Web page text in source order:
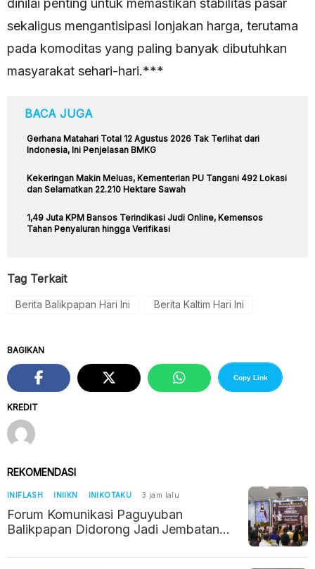
dinilai penting untuk memastikan stabilitas pasar
sekaligus mengantisipasi lonjakan harga, terutama
pada komoditas yang paling banyak dibutuhkan
masyarakat sehari-hari.***
BACA JUGA
Gerhana Matahari Total 12 Agustus 2026 Tak Terlihat dari
Indonesia, Ini Penjelasan BMKG
Kekeringan Makin Meluas, Kementerian PU Tangani 492 Lokasi
dan Selamatkan 22.210 Hektare Sawah
1,49 Juta KPM Bansos Terindikasi Judi Online, Kemensos
Tahan Penyaluran hingga Verifikasi
Tag Terkait
Berita Balikpapan Hari Ini Berita Kaltim Hari Ini
KREDIT
BAGIKAN
Copy Link
REKOMENDASI
INIFLASH INIIKN INIKOTAKU 3 jam lalu
Forum Komunikasi Paguyuban
Balikpapan Didorong Jadi Jembatan